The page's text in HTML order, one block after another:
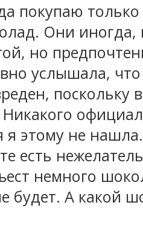
покупаю
Они иногда,
но
услышала,
поскольку
я этому не
есть
немного
будет. А какой